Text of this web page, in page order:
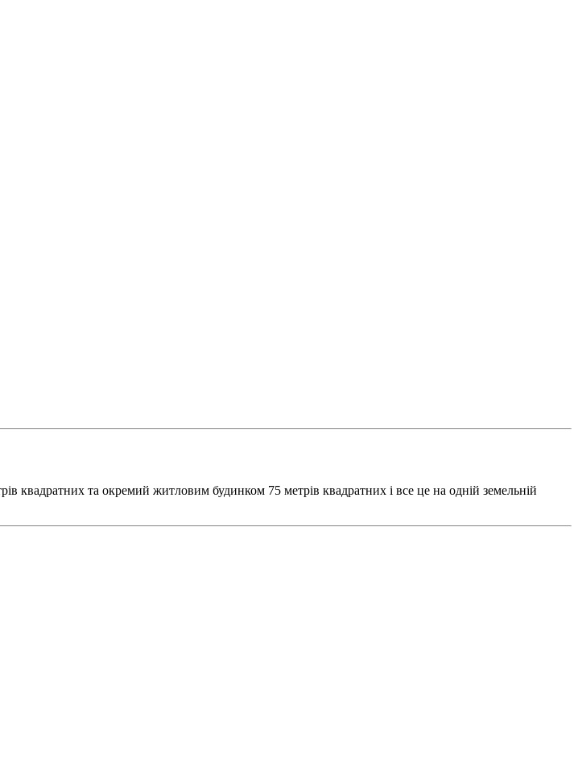
квадратних та окремий житловим будинком 75 метрів квадратних і все це на одній земельній